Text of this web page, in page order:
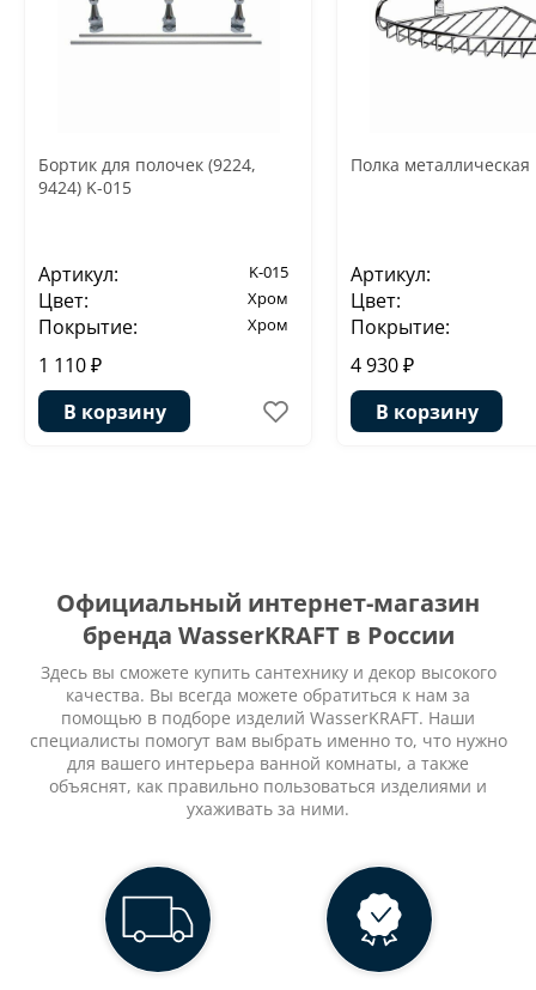
Бортик для полочек (9224,
9424) K-015
Артикул: K-015
Цвет: Хром
Покрытие: Хром
1 110 ₽
В корзину
Полка металлическая
Артикул:
Цвет:
Покрытие:
4 930 ₽
В корзину
Официальный интернет-магазин
бренда WasserKRAFT в России
Здесь вы сможете купить сантехнику и декор высокого
качества. Вы всегда можете обратиться к нам за
помощью в подборе изделий WasserKRAFT. Наши
специалисты помогут вам выбрать именно то, что нужно
для вашего интерьера ванной комнаты, а также
объяснят, как правильно пользоваться изделиями и
ухаживать за ними.